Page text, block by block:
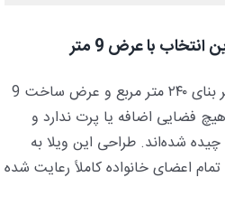
با عرض 9 متر
این نقشه ویلا چهار خوابه با زیر بنای ۲۴۰ متر مربع و عرض ساخت 9
فضایی اضافه یا پرت ندارد و
شده‌اند. طراحی این ویلا به
اعضای خانواده کاملاً رعایت شده